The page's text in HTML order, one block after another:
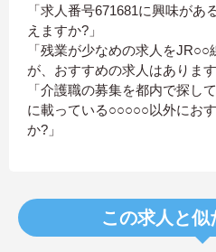
「求人番号671681に興味があ
えますか?」
「残業が少なめの求人を
が、おすすめの求人はあります
「介護職の募集を都内で探し
に載っている○○○○○以外にお
か?」
この求人と